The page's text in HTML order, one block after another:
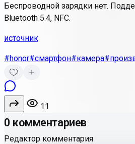
Беспроводной зарядки нет.
Bluetooth 5.4, NFC.
источник
#honor#смартфон#камера
11
0 комментариев
Редактор комментария